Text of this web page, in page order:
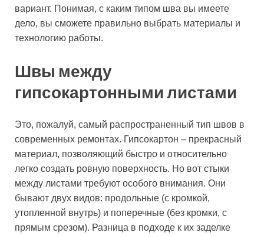
вариант. Понимая, с каким типом шва вы имеете
дело, вы сможете правильно выбрать материалы и
технологию работы.
Швы между
гипсокартонными листами
Это, пожалуй, самый распространенный тип швов в
современных ремонтах. Гипсокартон – прекрасный
материал, позволяющий быстро и относительно
легко создать ровную поверхность. Но вот стыки
между листами требуют особого внимания. Они
бывают двух видов: продольные (с кромкой,
утопленной внутрь) и поперечные (без кромки, с
прямым срезом). Разница в подходе к их заделке